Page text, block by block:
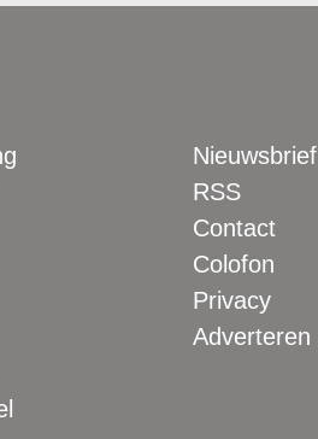
Nieuwsbrief
RSS
Contact
Colofon
Privacy
Adverteren